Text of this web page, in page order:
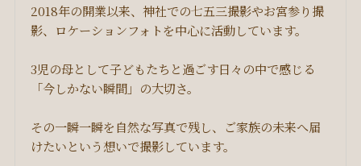
2018年の開業以来、神社での七五三撮影やお宮参り撮
影、ロケーションフォトを中心に活動しています。
3児の母として子どもたちと過ごす日々の中で感じる
「今しかない瞬間」の大切さ。
その一瞬一瞬を自然な写真で残し、ご家族の未来へ届
けたいという想いで撮影しています。